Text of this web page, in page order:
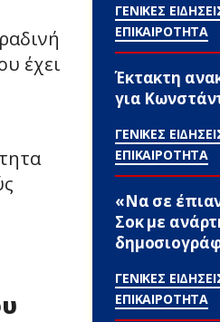
έχει
ΓΕΝΙΚΕΣ
ΕΠΙΚΑΙΡΟΤΗΤΑ
Έκτακτη
για
ΓΕΝΙΚΕΣ
ΕΠΙΚΑΙΡΟΤΗΤΑ
«Να σε
Σoκ με
ΓΕΝΙΚΕΣ
ΕΠΙΚΑΙΡΟΤΗΤΑ